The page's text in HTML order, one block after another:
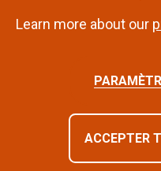
Learn more about our
ACCEPTER